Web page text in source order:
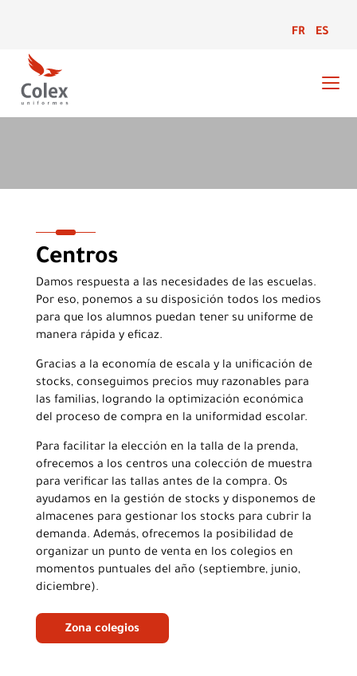
FR ES
Centros
Damos respuesta a las necesidades de las escuelas.
Por eso, ponemos a su disposición todos los medios
para que los alumnos puedan tener su uniforme de
manera rápida y eficaz.
Gracias a la economía de escala y la unificación de
stocks, conseguimos precios muy razonables para
las familias, logrando la optimización económica
del proceso de compra en la uniformidad escolar.
Para facilitar la elección en la talla de la prenda,
ofrecemos a los centros una colección de muestra
para verificar las tallas antes de la compra. Os
ayudamos en la gestión de stocks y disponemos de
almacenes para gestionar los stocks para cubrir la
demanda. Además, ofrecemos la posibilidad de
organizar un punto de venta en los colegios en
momentos puntuales del año (septiembre, junio,
diciembre).
Zona colegios